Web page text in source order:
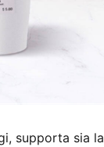
supporta sia